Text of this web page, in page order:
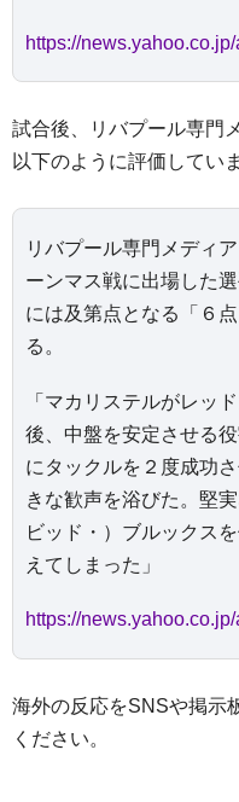
試合後、リバプール専門
以下のように評価してい
リバプール専門メディ
ーンマス戦に出場した
には及第点となる「６
る。
「マカリステルがレッ
後、中盤を安定させる
にタックルを２度成功
きな歓声を浴びた。堅
ビッド・）ブルックス
えてしまった」
海外の反応をSNSや掲示
ください。